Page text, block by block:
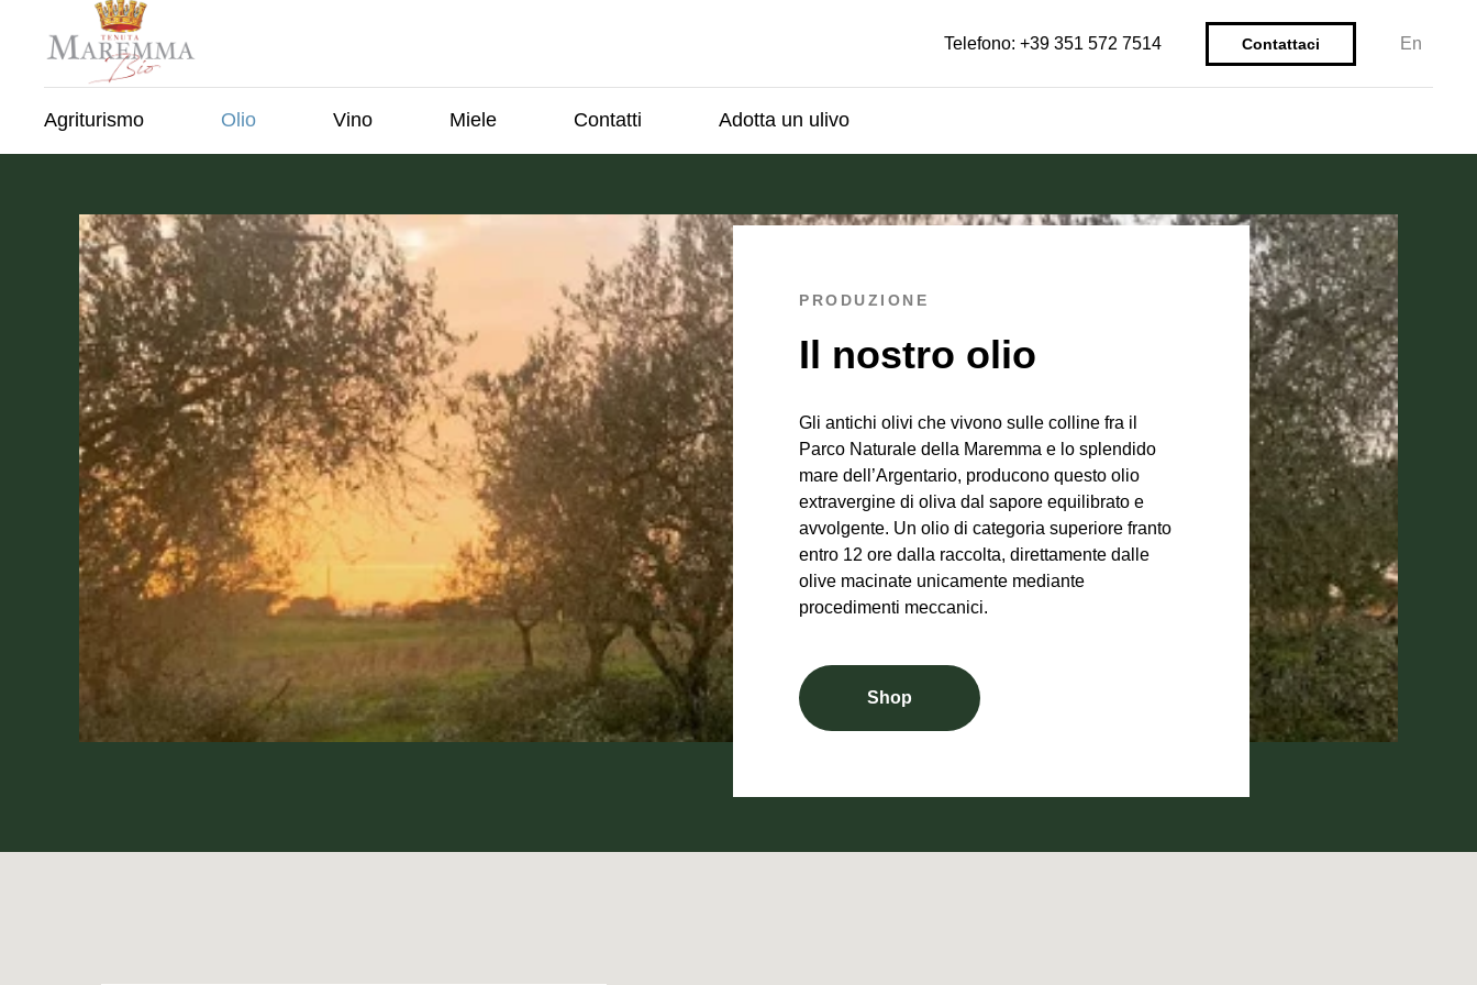
Telefono: +39 351 572 7514 Contattaci En
Agriturismo Olio Vino Miele Contatti Adotta un ulivo
PRODUZIONE
Il nostro olio
Gli antichi olivi che vivono sulle colline fra il
Parco Naturale della Maremma e lo splendido
mare dell’Argentario, producono questo olio
extravergine di oliva dal sapore equilibrato e
avvolgente. Un olio di categoria superiore franto
entro 12 ore dalla raccolta, direttamente dalle
olive macinate unicamente mediante
procedimenti meccanici.
Shop